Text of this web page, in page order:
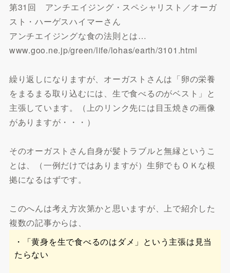
第31回 アンチエイジング・スペシャリスト／オーガ
スト・ハーゲスハイマーさん
アンチエイジングな食の法則とは…
www.goo.ne.jp/green/life/lohas/earth/3101.html
繰り返しになりますが、オーガストさんは「卵の栄養
をまるまる取り込むには、生で食べるのがベスト」と
主張しています。（上のリンク先には目玉焼きの画像
がありますが・・・）
そのオーガストさん自身が髪トラブルと無縁というこ
とは、（一例だけではありますが）生卵でもＯＫな根
拠になるはずです。
このへんは考え方次第かと思いますが、上で紹介した
複数の記事からは、
・「黄身を生で食べるのはダメ」という主張は見当
たらない